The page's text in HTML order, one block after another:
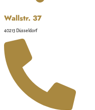
Wallstr. 37
40213 Düsseldorf